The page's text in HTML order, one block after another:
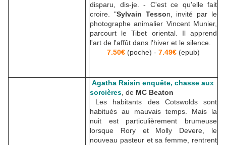
disparu, dis-je. - C'est ce qu'elle fait
croire. "Sylvain Tesson, invité par le
photographe animalier Vincent Munier,
parcourt le Tibet oriental. Il apprend
l'art de l'affût dans l'hiver et le silence.
7.50€ (poche) - 7.49€ (epub)
Agatha Raisin enquête, chasse aux
sorcières , de MC Beaton
Les habitants des Cotswolds sont
habitués au mauvais temps. Mais la
nuit est particulièrement brumeuse
lorsque Rory et Molly Devere, le
nouveau pasteur et sa femme, rentrent